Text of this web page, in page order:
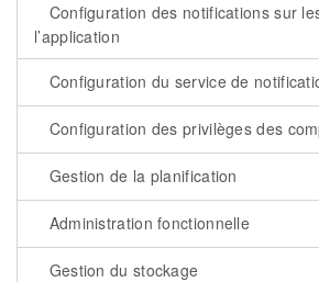
Configuration des notifications sur
l’application
Configuration du service de
Configuration des privilèges des
Gestion de la planification
Administration fonctionnelle
Gestion du stockage